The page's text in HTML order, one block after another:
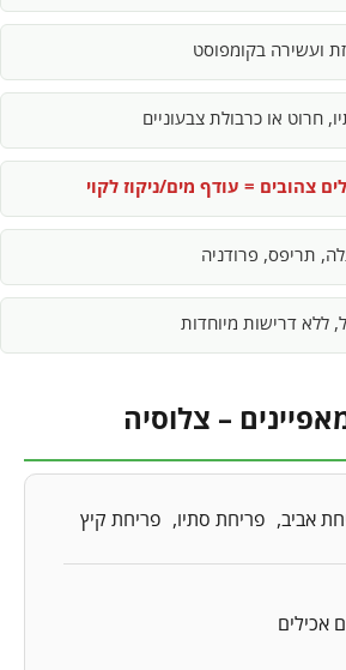
ועשירה בקומפוסט
חרוט או כרבולת צבעוניים
צהובים = עודף מים/ניקוז לקוי
תריפס, פרודניה
ללא דרישות מיוחדות
– צלוסיה
אביב פריחת סתיו פריחת קיץ
אכילים